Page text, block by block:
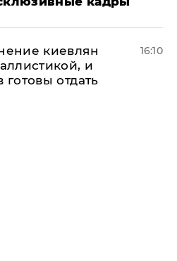
киевлян
и
отдать
16:10